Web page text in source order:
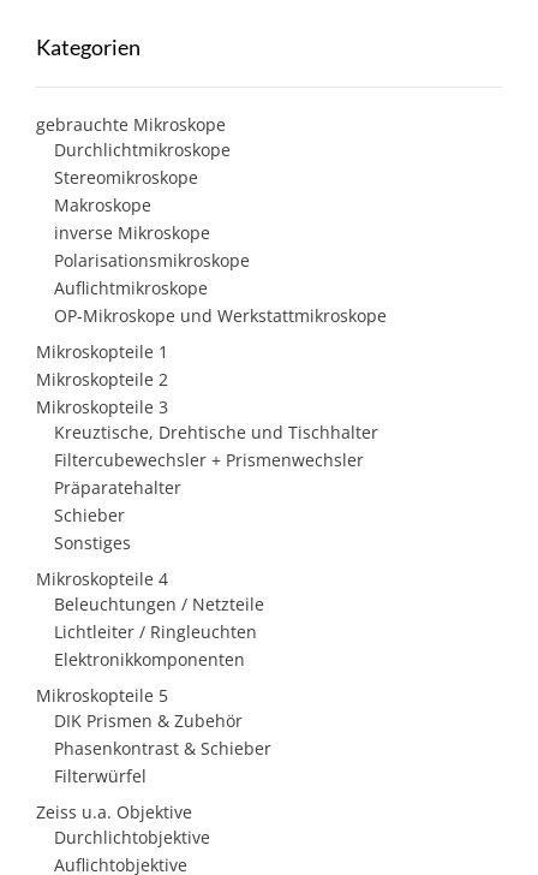
Kategorien
gebrauchte Mikroskope
Durchlichtmikroskope
Stereomikroskope
Makroskope
inverse Mikroskope
Polarisationsmikroskope
Auflichtmikroskope
OP-Mikroskope und Werkstattmikroskope
Mikroskopteile 1
Mikroskopteile 2
Mikroskopteile 3
Kreuztische, Drehtische und Tischhalter
Filtercubewechsler + Prismenwechsler
Präparatehalter
Schieber
Sonstiges
Mikroskopteile 4
Beleuchtungen / Netzteile
Lichtleiter / Ringleuchten
Elektronikkomponenten
Mikroskopteile 5
DIK Prismen & Zubehör
Phasenkontrast & Schieber
Filterwürfel
Zeiss u.a. Objektive
Durchlichtobjektive
Auflichtobjektive